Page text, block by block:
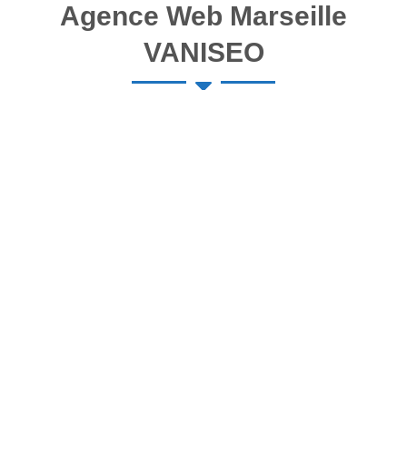
Agence Web Marseille
VANISEO